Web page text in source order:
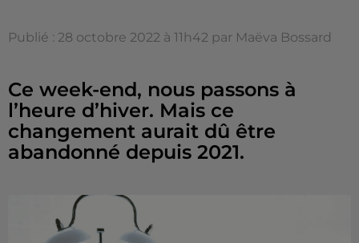
Publié : 28 octobre 2022 à 11h42 par Maëva Bossard
Ce week-end, nous passons à
l’heure d’hiver. Mais ce
changement aurait dû être
abandonné depuis 2021.